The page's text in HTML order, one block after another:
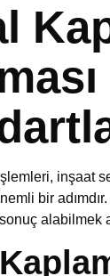
inşaat
bir
alabilmek